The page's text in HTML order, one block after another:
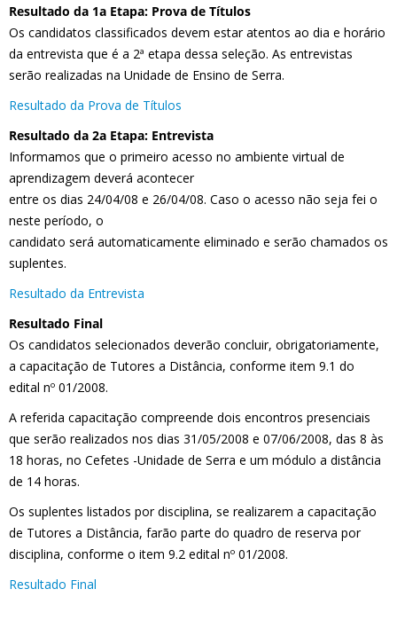
Resultado da 1a Etapa: Prova de Títulos
Os candidatos classificados devem estar atentos ao dia e horário
da entrevista que é a 2ª etapa dessa seleção. As entrevistas
serão realizadas na Unidade de Ensino de Serra.
Resultado da Prova de Títulos
Resultado da 2a Etapa: Entrevista
Informamos que o primeiro acesso no ambiente virtual de
aprendizagem deverá acontecer
entre os dias 24/04/08 e 26/04/08. Caso o acesso não seja fei o
neste período, o
candidato será automaticamente eliminado e serão chamados os
suplentes.
Resultado da Entrevista
Resultado Final
Os candidatos selecionados deverão concluir, obrigatoriamente,
a capacitação de Tutores a Distância, conforme item 9.1 do
edital nº 01/2008.
A referida capacitação compreende dois encontros presenciais
que serão realizados nos dias 31/05/2008 e 07/06/2008, das 8 às
18 horas, no Cefetes -Unidade de Serra e um módulo a distância
de 14 horas.
Os suplentes listados por disciplina, se realizarem a capacitação
de Tutores a Distância, farão parte do quadro de reserva por
disciplina, conforme o item 9.2 edital nº 01/2008.
Resultado Final